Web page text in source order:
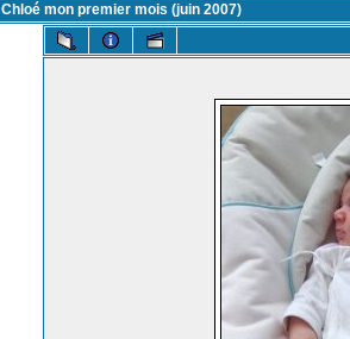
Chloé mon premier mois (juin 2007)